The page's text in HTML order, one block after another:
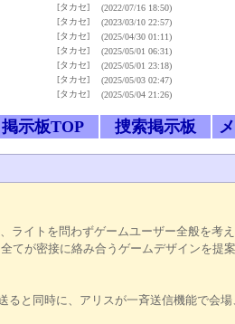
[タカセ]
(2022/07/16 18:50)
[タカセ]
(2023/03/10 22:57)
[タカセ]
(2025/04/30 01:11)
[タカセ]
(2025/05/01 06:31)
[タカセ]
(2025/05/01 23:18)
[タカセ]
(2025/05/03 02:47)
[タカセ] (2025/05/04 21:26)
掲示板TOP 捜索掲示板
ライトを問わずゲームユーザー全般を
が密接に絡み合うゲームデザインを提
と同時に、アリスが一斉送信機能で会